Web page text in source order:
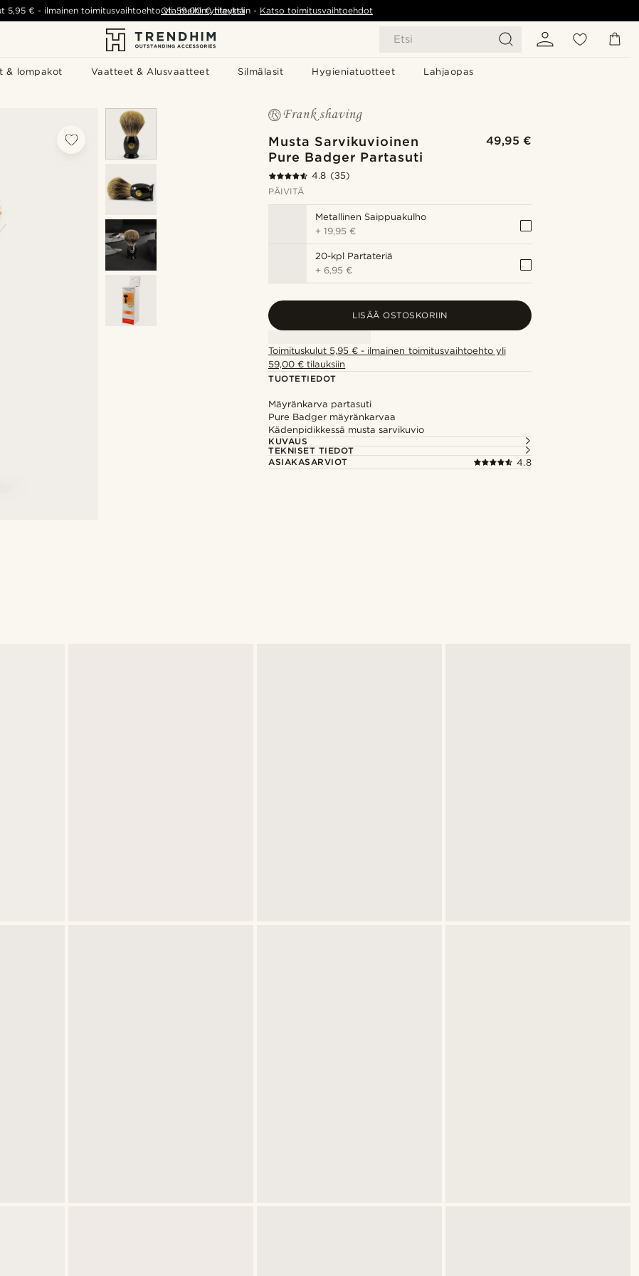
Etsi
& lompakot Vaatteet & Alusvaatteet Silmälasit Hygieniatuotteet Lahjaopas
5,95 € - ilmainen toimitusvaihtoehto yli 59,00 €tilauksiin - Katso toimitusvaihtoehdot
Ota meihin yhteyttä
Musta Sarvikuvioinen
Pure Badger Partasuti
49,95 €
4.8 (35)
PÄIVITÄ
Metallinen Saippuakulho
+19,95 €
20-kpl Partateriä
+6,95 €
LISÄÄ OSTOSKORIIN
Toimituskulut 5,95 € - ilmainen toimitusvaihtoehto yli
59,00 € tilauksiin
TUOTETIEDOT
Mäyränkarva partasuti
Pure Badger mäyränkarvaa
Kädenpidikkessä musta sarvikuvio
KUVAUS
TEKNISET TIEDOT
ASIAKASARVIOT
4.8